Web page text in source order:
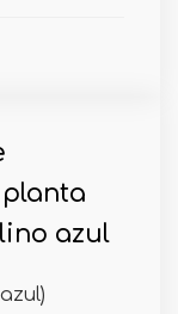
azul